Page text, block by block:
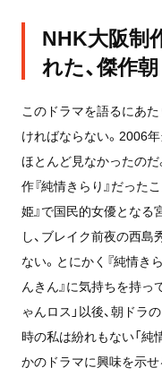
NHK大阪制
れた、傑作
このドラマを語るにあ
ければならない。2006
ほとんど見なかったの
作『純情きらり』だった
姫』で国民的女優とな
し、ブレイク前夜の西
ない。とにかく『純情き
んきん』に気持ちを持っ
ゃんロス」以後、朝ドラ
時の私は紛れもない「純
かのドラマに興味を示せ